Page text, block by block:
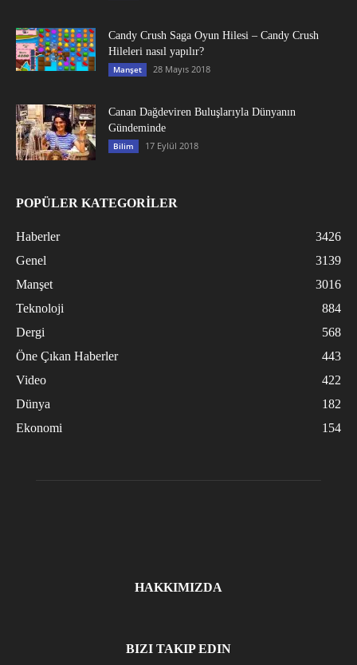
Candy Crush Saga Oyun Hilesi – Candy Crush
Hileleri nasıl yapılır?
Manşet 28 Mayıs 2018
Canan Dağdeviren Buluşlarıyla Dünyanın
Gündeminde
Bilim 17 Eylül 2018
POPÜLER KATEGORİLER
Haberler
3426
Genel
3139
Manşet
3016
Teknoloji
884
Dergi
568
Öne Çıkan Haberler
443
Video
422
Dünya
182
Ekonomi
154
HAKKIMIZDA
BIZI TAKIP EDIN